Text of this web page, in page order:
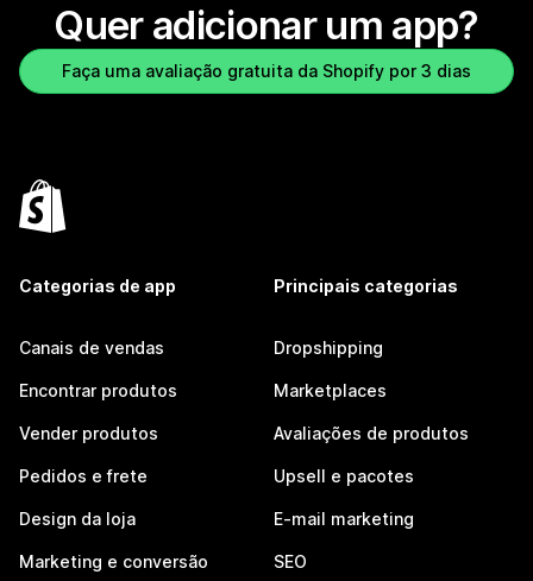
Quer adicionar um app?
Faça uma avaliação gratuita da Shopify por 3 dias
Categorias de app
Canais de vendas
Encontrar produtos
Vender produtos
Pedidos e frete
Design da loja
Marketing e conversão
Principais categorias
Dropshipping
Marketplaces
Avaliações de produtos
Upsell e pacotes
E-mail marketing
SEO